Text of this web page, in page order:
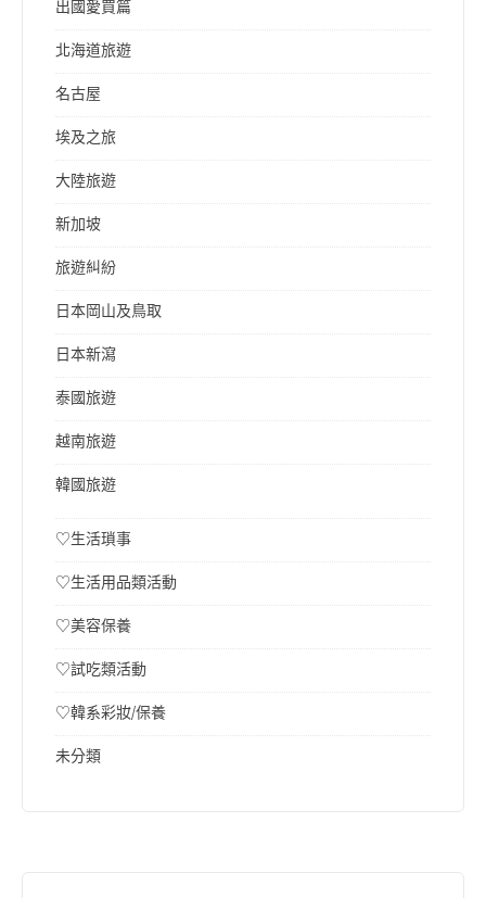
出國愛買篇
北海道旅遊
名古屋
埃及之旅
大陸旅遊
新加坡
旅遊糾紛
日本岡山及鳥取
日本新瀉
泰國旅遊
越南旅遊
韓國旅遊
♡生活瑣事
♡生活用品類活動
♡美容保養
♡試吃類活動
♡韓系彩妝/保養
未分類